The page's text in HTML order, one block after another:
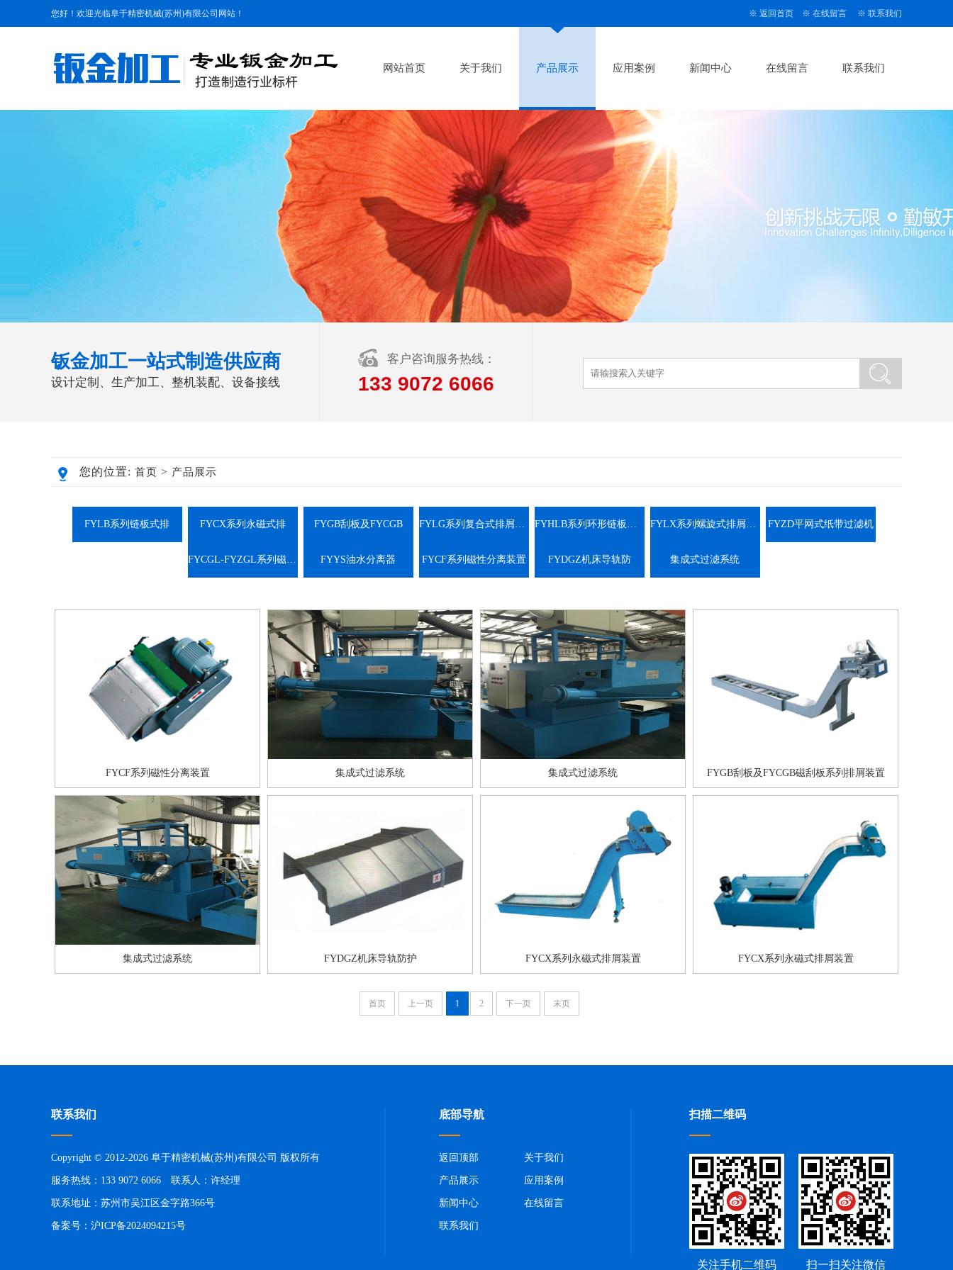
您好！欢迎光临阜于精密机械(苏州)有限公司网站！ ※ 返回首页 ※ 在线留言 ※ 联系我们
网站首页 关于我们 产品展示 应用案例 新闻中心 在线留言 联系我们
钣金加工一站式制造供应商
设计定制、生产加工、整机装配、设备接线
客户咨询服务热线：
133 9072 6066
您的位置: 首页 > 产品展示
FYLB系列链板式排 FYCX系列永磁式排 FYGB刮板及FYCGB FYLG系列复合式排屑装置 FYHLB系列环形链板式排屑装置 FYLX系列螺旋式排屑装置 FYZD平网式纸带过滤机
FYCGL-FYZGL系列磁辊纸带过滤机 FYYS油水分离器 FYCF系列磁性分离装置 FYDGZ机床导轨防 集成式过滤系统
FYCF系列磁性分离装置 集成式过滤系统 集成式过滤系统 FYGB刮板及FYCGB磁刮板系列排屑装置
集成式过滤系统 FYDGZ机床导轨防护 FYCX系列永磁式排屑装置 FYCX系列永磁式排屑装置
首页 上一页 1 2 下一页 末页
联系我们
Copyright © 2012-2026 阜于精密机械(苏州)有限公司 版权所有
服务热线：133 9072 6066 联系人：许经理
联系地址：苏州市吴江区金字路366号
备案号： 沪ICP备2024094215号
底部导航
返回顶部 关于我们
产品展示 应用案例
新闻中心 在线留言
联系我们
扫描二维码
关注手机二维码 扫一扫关注微信